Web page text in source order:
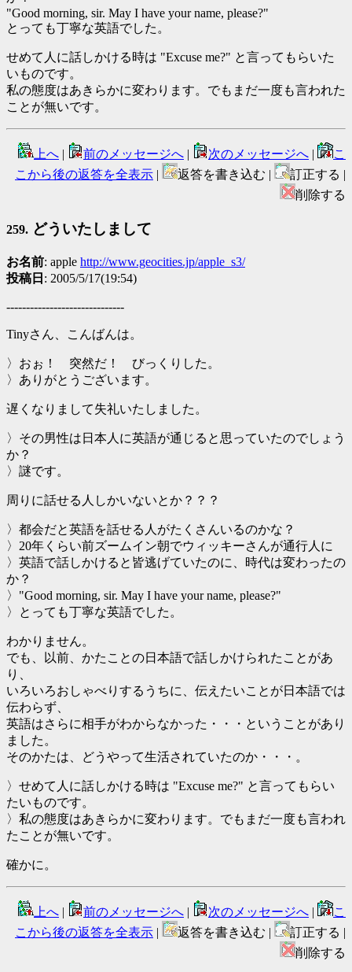
"Good morning, sir. May I have your name, please?"
とっても丁寧な英語でした。
せめて人に話しかける時は "Excuse me?" と言ってもらいた
いものです。
私の態度はあきらかに変わります。でもまだ一度も言われた
ことが無いです。
上へ | 前のメッセージへ | 次のメッセージへ |
こ
こから後の返答を全表示 | 返答を書き込む |
訂正する |
削除する
259. どういたしまして
お名前: apple http://www.geocities.jp/apple_s3/
投稿日 : 2005/5/17(19:54)
------------------------------
Tinyさん、こんばんは。
〉おぉ！ 突然だ！ びっくりした。
〉ありがとうございます。
遅くなりまして失礼いたしました。
〉その男性は日本人に英語が通じると思っていたのでしょう
か？
〉謎です。
周りに話せる人しかいないとか？？？
〉都会だと英語を話せる人がたくさんいるのかな？
〉20年くらい前ズームイン朝でウィッキーさんが通行人に
〉英語で話しかけると皆逃げていたのに、時代は変わったの
か？
〉"Good morning, sir. May I have your name, please?"
〉とっても丁寧な英語でした。
わかりません。
でも、以前、かたことの日本語で話しかけられたことがあ
り、
いろいろおしゃべりするうちに、伝えたいことが日本語では
伝わらず、
英語はさらに相手がわからなかった・・・ということがあり
ました。
そのかたは、どうやって生活されていたのか・・・。
〉せめて人に話しかける時は "Excuse me?" と言ってもらい
たいものです。
〉私の態度はあきらかに変わります。でもまだ一度も言われ
たことが無いです。
確かに。
上へ | 前のメッセージへ | 次のメッセージへ |
こ
こから後の返答を全表示 | 返答を書き込む |
訂正する |
削除する